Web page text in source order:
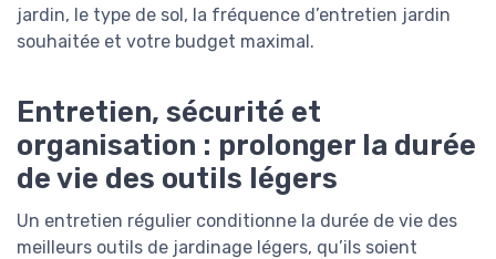
jardin, le type de sol, la fréquence d’entretien jardin
souhaitée et votre budget maximal.
Entretien, sécurité et
organisation : prolonger la durée
de vie des outils légers
Un entretien régulier conditionne la durée de vie des
meilleurs outils de jardinage légers, qu’ils soient